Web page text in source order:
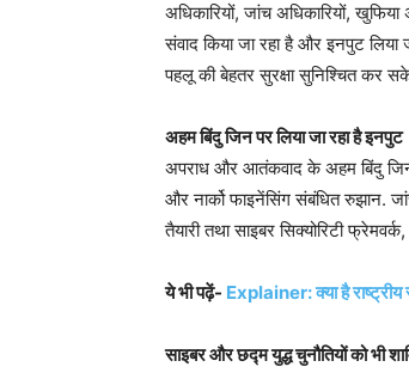
अधिकारियों, जांच अधिकारियों, खुफिया
संवाद किया जा रहा है और इनपुट
पहलू की बेहतर सुरक्षा सुनिश्चित कर
अहम बिंदु जिन पर लिया जा रहा है इनपुट
अपराध और आतंकवाद के अहम बिंदु जिन
और नार्को फाइनेंसिंग संबंधित रुझान.
तैयारी तथा साइबर सिक्योरिटी
ये भी पढ़ें- Explainer: क्या है राष्ट्रीय
साइबर और छद्म युद्ध चुनौतियों को भी